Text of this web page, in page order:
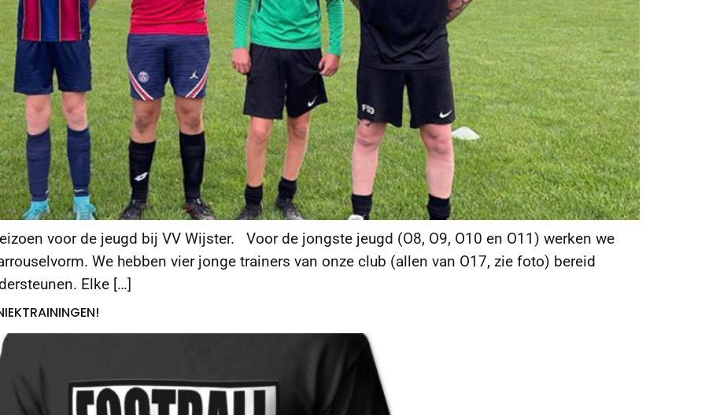
voor de jeugd bij VV Wijster. Voor de jongste jeugd (O8, O9, O10 en O11) werken we
We hebben vier jonge trainers van onze club (allen van O17, zie foto) bereid
Elke […]